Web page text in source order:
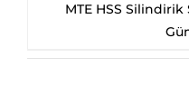
MTE HSS Silindirik